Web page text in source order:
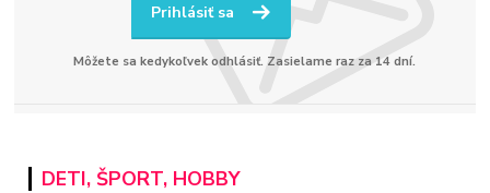
Prihlásiť sa
Môžete sa kedykoľvek odhlásiť. Zasielame raz za 14 dní.
DETI, ŠPORT, HOBBY